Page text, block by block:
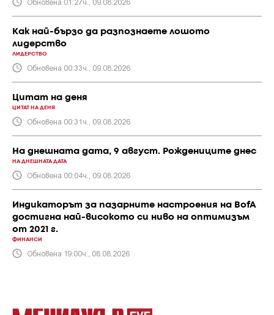
Как най-бързо да разпознаете лошото
лидерство
ЛИДЕРСТВО
Обновена 00:33ч., 09.08.2026
Цитат на деня
ЦИТАТ НА ДЕНЯ
Обновена 00:31ч., 09.08.2026
На днешната дата, 9 август. Рождениците днес
НА ДНЕШНАТА ДАТА
Обновена 00:04ч., 09.08.2026
Индикаторът за пазарните настроения на BofA
достигна най-високото си ниво на оптимизъм
от 2021 г.
ФИНАНСИ
Обновена 19:00ч., 08.08.2026